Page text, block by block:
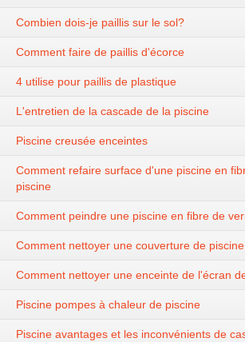
Combien dois-je paillis sur le sol?
Comment faire de paillis d'écorce
4 utilise pour paillis de plastique
L'entretien de la cascade de la piscine
Piscine creusée enceintes
Comment refaire surface d'une piscine en
piscine
Comment peindre une piscine en fibre de
Comment nettoyer une couverture de
Comment nettoyer une enceinte de l'écran
Piscine pompes à chaleur de piscine
Piscine avantages et les inconvénients de